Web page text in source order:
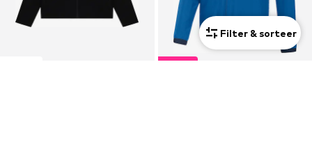
DEAL
Filter & sorteer